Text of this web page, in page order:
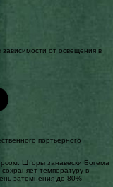
от освещения в
портьерного
Шторы занавески Богема
температуру в
затемнения до 80%